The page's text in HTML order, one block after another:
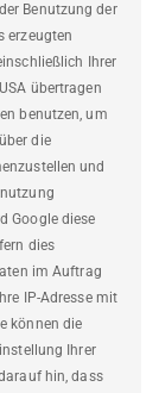
Benutzung der
erzeugten
Ihrer
übertragen
benutzen, um
die
und
Google diese
dies
im Auftrag
IP-Adresse mit
können die
Ihrer
hin, dass